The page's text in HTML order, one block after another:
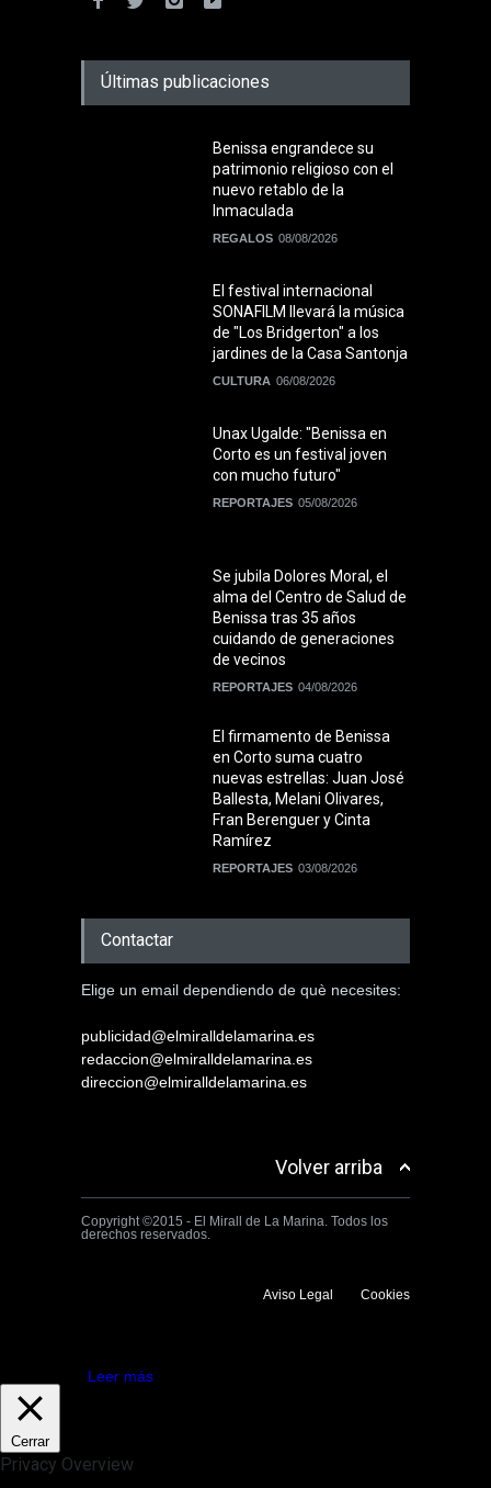
Últimas publicaciones
Benissa engrandece su
patrimonio religioso con el
nuevo retablo de la
Inmaculada
REGALOS 08/08/2026
El festival internacional
SONAFILM llevará la música
de "Los Bridgerton" a los
jardines de la Casa Santonja
CULTURA 06/08/2026
Unax Ugalde: "Benissa en
Corto es un festival joven
con mucho futuro"
REPORTAJES 05/08/2026
Se jubila Dolores Moral, el
alma del Centro de Salud de
Benissa tras 35 años
cuidando de generaciones
de vecinos
REPORTAJES 04/08/2026
El firmamento de Benissa
en Corto suma cuatro
nuevas estrellas: Juan José
Ballesta, Melani Olivares,
Fran Berenguer y Cinta
Ramírez
REPORTAJES 03/08/2026
Contactar
Elige un email dependiendo de què necesites:
publicidad@elmiralldelamarina.es
redaccion@elmiralldelamarina.es
direccion@elmiralldelamarina.es
Volver arriba
Copyright ©2015 - El Mirall de La Marina. Todos los
derechos reservados.
Aviso Legal Cookies
Leer más
Cerrar
Privacy Overview